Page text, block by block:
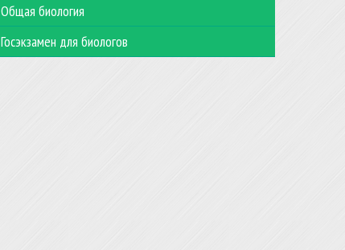
Общая биология
Госэкзамен для биологов